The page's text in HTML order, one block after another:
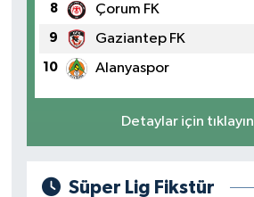
8 Çorum FK
9 Gaziantep FK
10 Alanyaspor
Detaylar için tıklayın
Süper Lig Fikstür